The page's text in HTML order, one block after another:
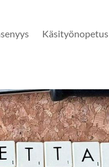
Käsityönopetus